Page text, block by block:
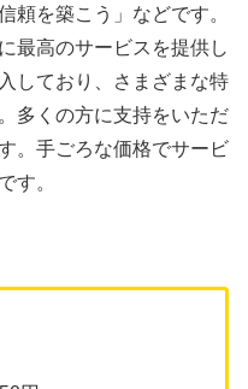
頼を築こう」などです。
最高のサービスを提供し
しており、さまざまな特
多くの方に支持をいただ
。手ごろな価格でサービ
す。